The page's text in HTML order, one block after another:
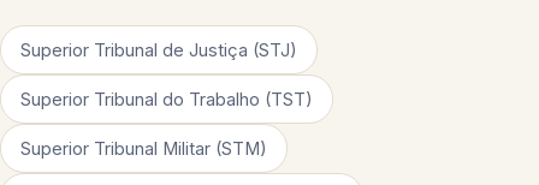
Superior Tribunal de Justiça (STJ)
Superior Tribunal do Trabalho (TST)
Superior Tribunal Militar (STM)